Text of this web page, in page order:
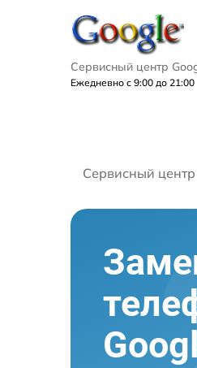
Сервисный центр
Ежедневно с 9:00 до 21:00
Сервисный центр